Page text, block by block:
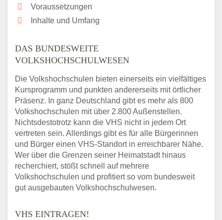
Voraussetzungen
Inhalte und Umfang
DAS BUNDESWEITE
VOLKSHOCHSCHULWESEN
Die Volkshochschulen bieten einerseits ein vielfältiges
Kursprogramm und punkten andererseits mit örtlicher
Präsenz. In ganz Deutschland gibt es mehr als 800
Volkshochschulen mit über 2.800 Außenstellen.
Nichtsdestotrotz kann die VHS nicht in jedem Ort
vertreten sein. Allerdings gibt es für alle Bürgerinnen
und Bürger einen VHS-Standort in erreichbarer Nähe.
Wer über die Grenzen seiner Heimatstadt hinaus
recherchiert, stößt schnell auf mehrere
Volkshochschulen und profitiert so vom bundesweit
gut ausgebauten Volkshochschulwesen.
VHS EINTRAGEN!